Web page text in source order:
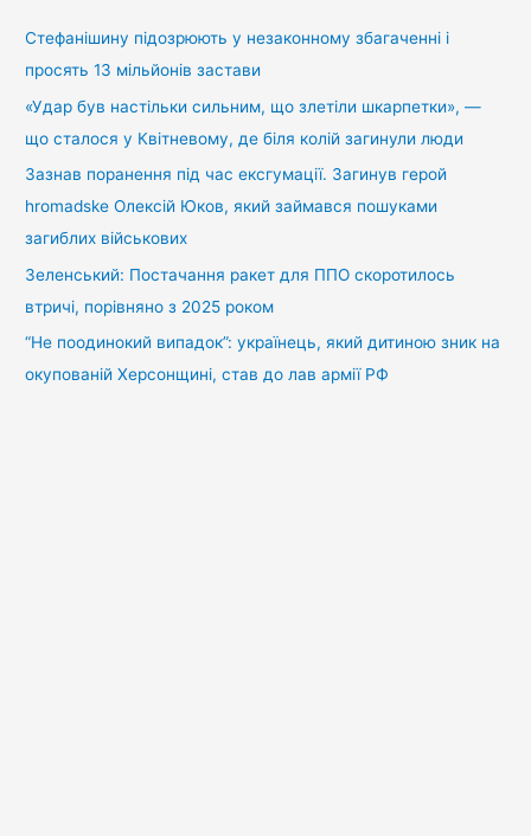
:Стефанішину підозрюють у незаконному збагаченні і
просять 13 мільйонів застави
«Удар був настільки сильним, що злетіли шкарпетки», —
що сталося у Квітневому, де біля колій загинули люди
Зазнав поранення під час ексгумації. Загинув герой
hromadske Олексій Юков, який займався пошуками
загиблих військових
Зеленський: Постачання ракет для ППО скоротилось
втричі, порівняно з 2025 роком
“Не поодинокий випадок”: українець, який дитиною зник на
окупованій Херсонщині, став до лав армії РФ